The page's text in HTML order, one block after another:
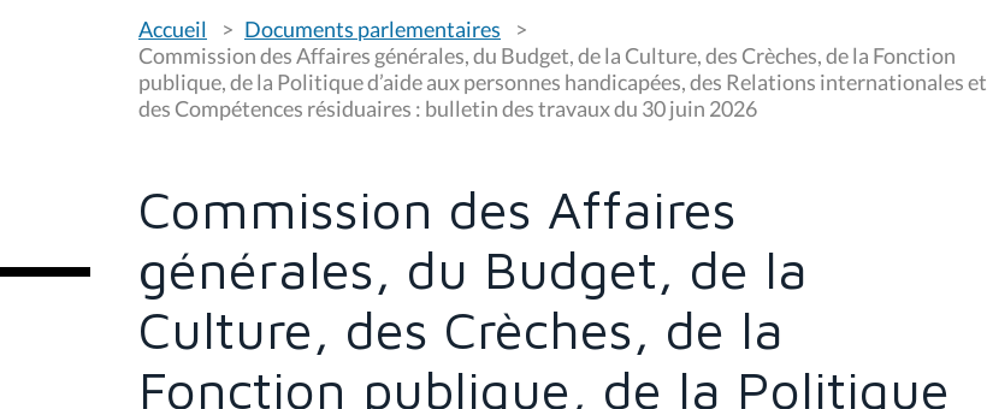
o
u
ê
t
i
Accueil
Documents parlementaires
Commission des Affaires générales, du Budget, de la Culture, des Crèches, de la Fonction
publique, de la Politique d’aide aux personnes handicapées, des Relations internationales et
des Compétences résiduaires : bulletin des travaux du 30 juin 2026
Commission des Affaires
générales, du Budget, de la
Culture, des Crèches, de la
Fonction publique, de la Politique